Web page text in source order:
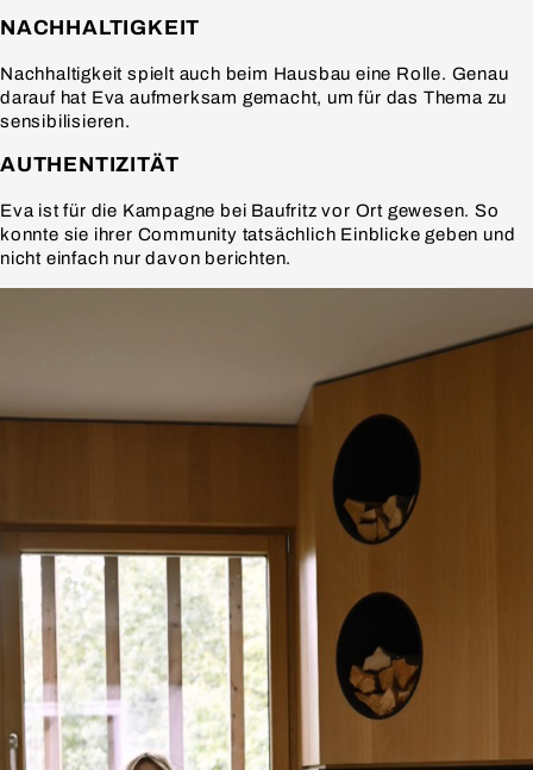
NACHHALTIGKEIT
Nachhaltigkeit spielt auch beim Hausbau eine Rolle. Genau
darauf hat Eva aufmerksam gemacht, um für das Thema zu
sensibilisieren.
AUTHENTIZITÄT
Eva ist für die Kampagne bei Baufritz vor Ort gewesen. So
konnte sie ihrer Community tatsächlich Einblicke geben und
nicht einfach nur davon berichten.